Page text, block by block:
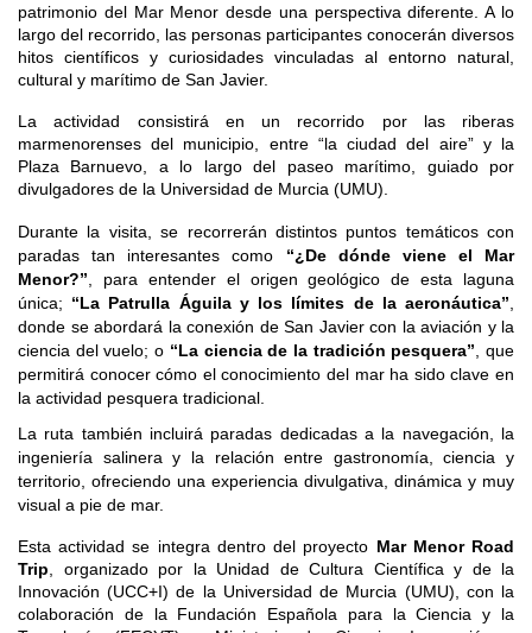
patrimonio del Mar Menor desde una perspectiva diferente. A lo
largo del recorrido, las personas participantes conocerán diversos
hitos científicos y curiosidades vinculadas al entorno natural,
cultural y marítimo de San Javier.
La actividad consistirá en un recorrido por las riberas
marmenorenses del municipio, entre “la ciudad del aire” y la
Plaza Barnuevo, a lo largo del paseo marítimo, guiado por
divulgadores de la Universidad de Murcia (UMU).
Durante la visita, se recorrerán distintos puntos temáticos con
paradas tan interesantes como “¿De dónde viene el Mar
Menor?” , para entender el origen geológico de esta laguna
única; “La Patrulla Águila y los límites de la aeronáutica”
donde se abordará la conexión de San Javier con la aviación y la
ciencia del vuelo; o “La ciencia de la tradición pesquera” , que
permitirá conocer cómo el conocimiento del mar ha sido clave en
la actividad pesquera tradicional.
La ruta también incluirá paradas dedicadas a la navegación, la
ingeniería salinera y la relación entre gastronomía, ciencia y
territorio, ofreciendo una experiencia divulgativa, dinámica y muy
visual a pie de mar.
Esta actividad se integra dentro del proyecto Mar Menor Road
Trip , organizado por la Unidad de Cultura Científica y de la
Innovación (UCC+I) de la Universidad de Murcia (UMU), con la
colaboración de la Fundación Española para la Ciencia y la